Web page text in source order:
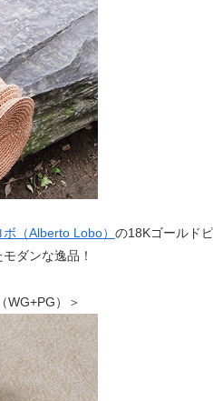
（Alberto Lobo） の18Kゴールド
ダンな逸品！
WG+PG）＞